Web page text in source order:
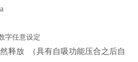
字任意设定
释放 （具有自吸功能压合之后自